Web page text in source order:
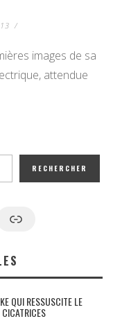
/
images de sa
attendue
RECHERCHER
Google News
QUI RESSUSCITE LE